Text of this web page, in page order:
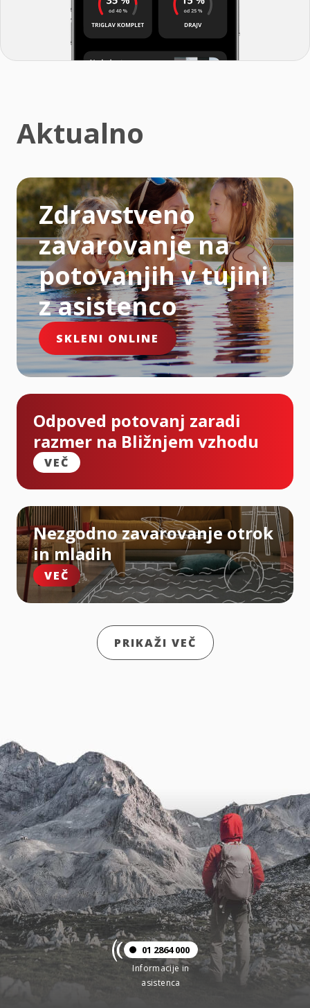
Aktualno
Zdravstveno
zavarovanje na
potovanjih v tujini
z asistenco
SKLENI ONLINE
Odpoved potovanj zaradi
razmer na Bližnjem vzhodu
VEČ
Nezgodno zavarovanje otrok
in mladih
VEČ
PRIKAŽI VEČ
01 2864 000
Informacije in
asistenca